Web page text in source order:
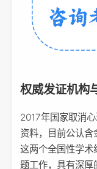
权威发证机构
2017年国家取消
资料，目前公认含
这两个全国性学术
题工作，具有深厚